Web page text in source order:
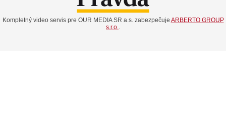
Kompletný video servis pre OUR MEDIA SR a.s. zabezpečuje ARBERTO GROUP
s.r.o..